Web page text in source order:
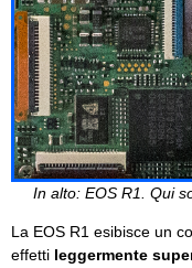
In alto: EOS R1. Qui
La EOS R1 esibisce un
effetti leggermente